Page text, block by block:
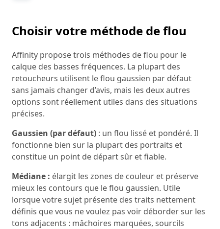
Choisir votre méthode de flou
Affinity propose trois méthodes de flou pour le
calque des basses fréquences. La plupart des
retoucheurs utilisent le flou gaussien par défaut
sans jamais changer d’avis, mais les deux autres
options sont réellement utiles dans des situations
précises.
Gaussien (par défaut) : un flou lissé et pondéré. Il
fonctionne bien sur la plupart des portraits et
constitue un point de départ sûr et fiable.
Médiane : élargit les zones de couleur et préserve
mieux les contours que le flou gaussien. Utile
lorsque votre sujet présente des traits nettement
définis que vous ne voulez pas voir déborder sur les
tons adjacents : mâchoires marquées, sourcils